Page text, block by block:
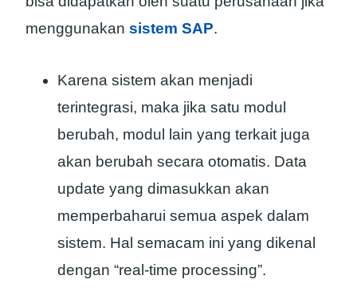
menggunakan sistem SAP.
Karena sistem akan menjadi
terintegrasi, maka jika satu modul
berubah, modul lain yang terkait juga
akan berubah secara otomatis. Data
update yang dimasukkan akan
memperbaharui semua aspek dalam
sistem. Hal semacam ini yang dikenal
dengan “real-time processing”.